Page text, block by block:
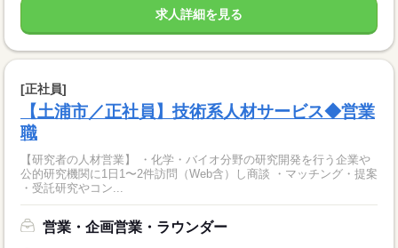
求人詳細を見る
[正社員]
【土浦市／正社員】技術系人材サービス◆営業
職
【研究者の人材営業】 ・化学・バイオ分野の研究開発を行う企業や
公的研究機関に1日1〜2件訪問（Web含）し商談 ・マッチング・提案
・受託研究やコン...
営業・企画営業・ラウンダー